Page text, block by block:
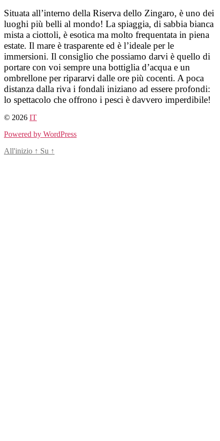
Salta
al
contenuto
Situata all’interno della Riserva dello Zingaro, è uno dei
luoghi più belli al mondo! La spiaggia, di sabbia bianca
mista a ciottoli, è esotica ma molto frequentata in piena
estate. Il mare è trasparente ed è l’ideale per le
immersioni. Il consiglio che possiamo darvi è quello di
portare con voi sempre una bottiglia d’acqua e un
ombrellone per ripararvi dalle ore più cocenti. A poca
distanza dalla riva i fondali iniziano ad essere profondi:
lo spettacolo che offrono i pesci è davvero imperdibile!
© 2026 IT
Powered by WordPress
All'inizio ↑ Su ↑